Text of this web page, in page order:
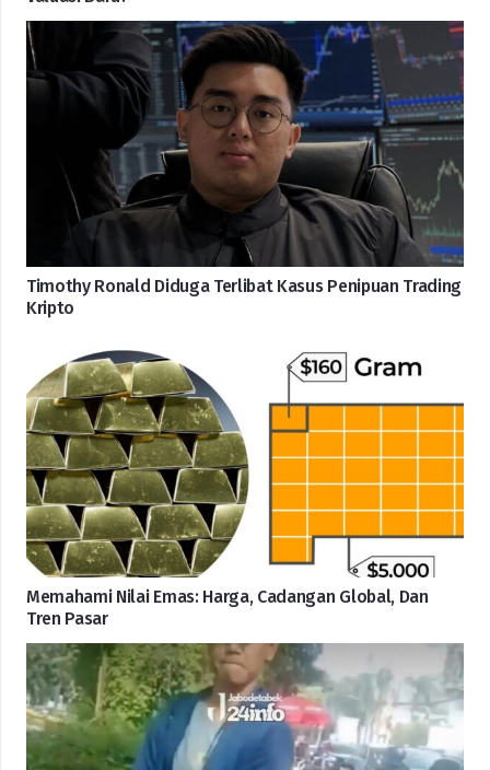
Timothy Ronald Diduga Terlibat Kasus Penipuan Trading
Kripto
Memahami Nilai Emas: Harga, Cadangan Global, Dan
Tren Pasar